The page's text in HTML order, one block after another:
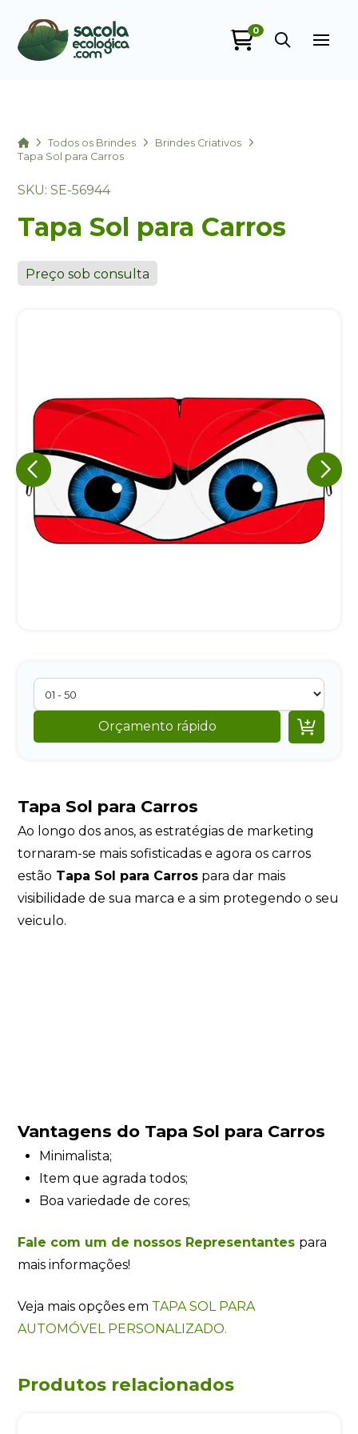
0
HomeTodos os Brindes
Brindes Criativos
Tapa Sol para Carros
SKU: SE-56944
Tapa Sol para Carros
Preço sob consulta
Orçamento rápido 
Tapa Sol para Carros
Ao longo dos anos, as estratégias de marketing
tornaram-se mais sofisticadas e agora os carros
estão Tapa Sol para Carros para dar mais
visibilidade de sua marca e a sim protegendo o seu
veiculo.
Vantagens do Tapa Sol para Carros
Minimalista;
Item que agrada todos;
Boa variedade de cores;
Fale com um de nossos Representantes para
mais informações!
Veja mais opções em TAPA SOL PARA
AUTOMÓVEL PERSONALIZADO.
Produtos relacionados
+55
Eu concordo em receber comunicações.
A nossa empresa está comprometida a proteger e respeitar
sua privacidade, utilizaremos seus dados apenas para fins
de marketing. Você pode alterar suas preferências a
qualquer momento.
Iniciar conversa